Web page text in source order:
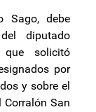
Sago, debe
diputado
solicitó
por
y sobre el
San